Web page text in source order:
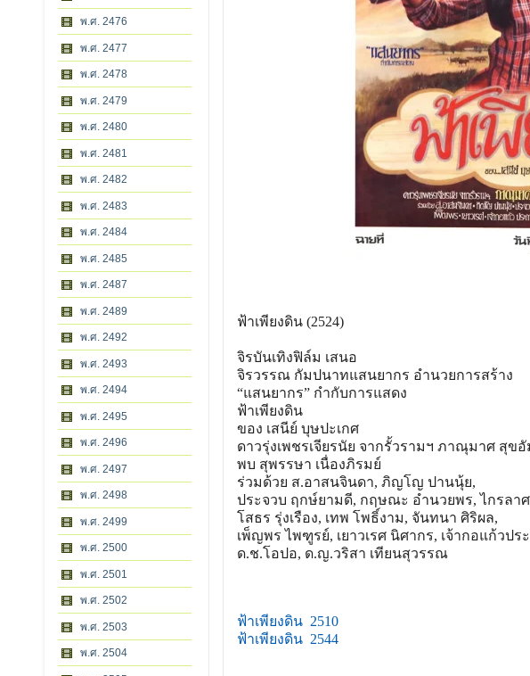
พ.ศ. 2476
พ.ศ. 2477
พ.ศ. 2478
พ.ศ. 2479
พ.ศ. 2480
พ.ศ. 2481
พ.ศ. 2482
พ.ศ. 2483
พ.ศ. 2484
พ.ศ. 2485
พ.ศ. 2487
พ.ศ. 2489
พ.ศ. 2492
พ.ศ. 2493
พ.ศ. 2494
พ.ศ. 2495
พ.ศ. 2496
พ.ศ. 2497
พ.ศ. 2498
พ.ศ. 2499
พ.ศ. 2500
พ.ศ. 2501
พ.ศ. 2502
พ.ศ. 2503
พ.ศ. 2504
ฟ้าเพียงดิน (2524)
จิรบันเทิงฟิล์ม เสนอ
จิรวรรณ กัมปนาทแสนยากร อำนวยการสร้าง
“แสนยากร” กำกับการแสดง
ฟ้าเพียงดิน
ของ เสนีย์ บุษปะเกศ
ดาวรุ่งเพชรเจียรนัย จากรั้วรามฯ ภาณุมาศ สุข
พบ สุพรรษา เนื่องภิรมย์
ร่วมด้วย ส.อาสนจินดา, ภิญโญ ปานนุ้ย,
ประจวบ ฤกษ์ยามดี, กฤษณะ อำนวยพร, ไกรลาศ
โสธร รุ่งเรือง, เทพ โพธิ์งาม, จันทนา ศิริผล,
เพ็ญพร ไพฑูรย์, เยาวเรศ นิศากร, เจ้ากอแก้วปร
ด.ช.โอปอ, ด.ญ.วริสา เทียนสุวรรณ
ฟ้าเพียงดิน 2510
ฟ้าเพียงดิน 2544